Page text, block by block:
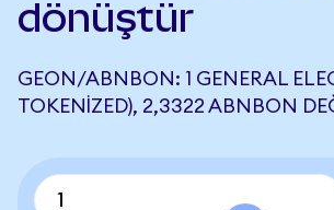
dönüştür
GEON/ABNBON: 1 GENERAL
TOKENIZED), 2,3322 ABNBON